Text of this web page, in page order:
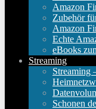
Amazon
Zubehör
Amazon
Echte
eBooks
Streaming
Streaming
Schonen